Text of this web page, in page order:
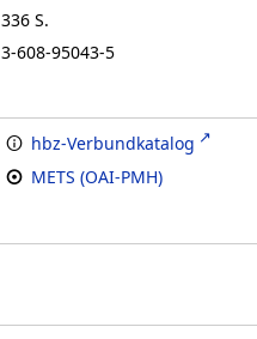
336 S.
3-608-95043-5
hbz-Verbundkatalog
METS (OAI-PMH)